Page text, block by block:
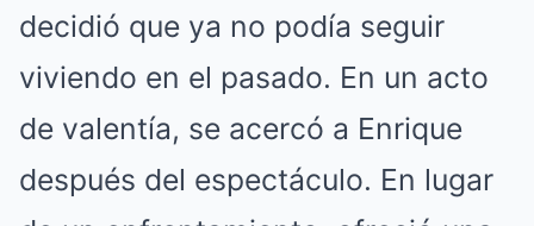
decidió que ya no podía seguir
viviendo en el pasado. En un acto
de valentía, se acercó a Enrique
después del espectáculo. En lugar